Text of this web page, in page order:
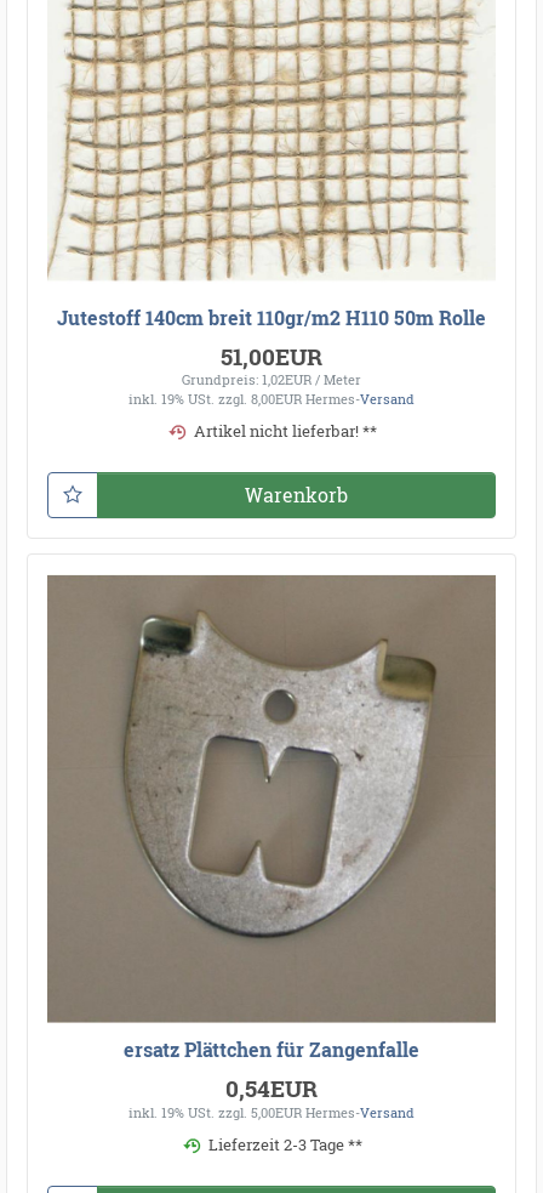
Jutestoff 140cm breit 110gr/m2 H110 50m Rolle
51,00EUR
Grundpreis: 1,02EUR / Meter
inkl. 19% USt. zzgl. 8,00EUR Hermes-Versand
Artikel nicht lieferbar! **
Warenkorb
ersatz Plättchen für Zangenfalle
0,54EUR
inkl. 19% USt. zzgl. 5,00EUR Hermes-Versand
Lieferzeit 2-3 Tage **